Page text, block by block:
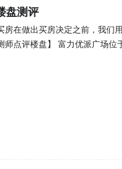
盘测评
房在做出买房决定之前，我
、采光、通风较好，不过超高层